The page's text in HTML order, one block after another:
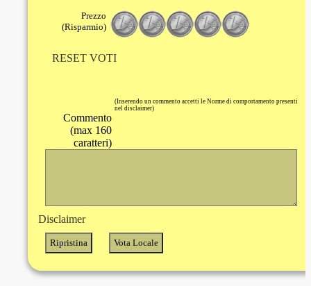
Prezzo
(Risparmio)
RESET VOTI
(Inserendo un commento accetti le Norme di comportamento presenti
nel disclaimer)
Commento
(max 160
caratteri)
Disclaimer